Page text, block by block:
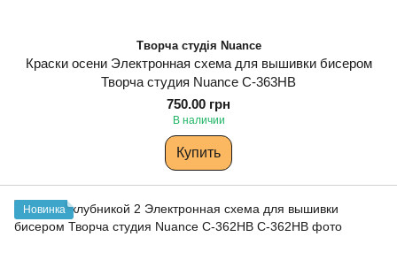
Творча студія Nuance
Краски осени Электронная схема для вышивки бисером
Творча студия Nuance С-363НВ
750.00 грн
В наличии
Купить
Новинка